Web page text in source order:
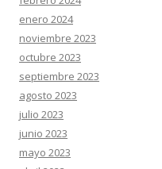
enero 2024
noviembre 2023
octubre 2023
septiembre 2023
agosto 2023
julio 2023
junio 2023
mayo 2023